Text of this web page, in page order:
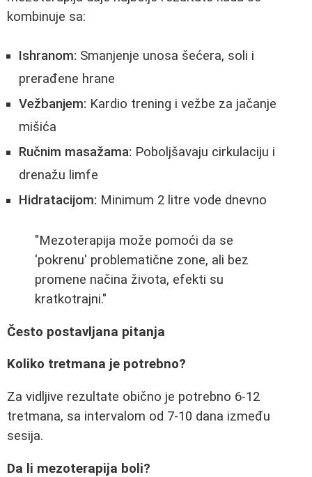
kombinuje sa:
Ishranom: Smanjenje unosa šećera, soli i
prerađene hrane
Vežbanjem: Kardio trening i vežbe za jačanje
mišića
Ručnim masažama: Poboljšavaju cirkulaciju i
drenažu limfe
Hidratacijom: Minimum 2 litre vode dnevno
"Mezoterapija može pomoći da se
'pokrenu' problematične zone, ali bez
promene načina života, efekti su
kratkotrajni."
Često postavljana pitanja
Koliko tretmana je potrebno?
Za vidljive rezultate obično je potrebno 6-12
tretmana, sa intervalom od 7-10 dana između
sesija.
Da li mezoterapija boli?